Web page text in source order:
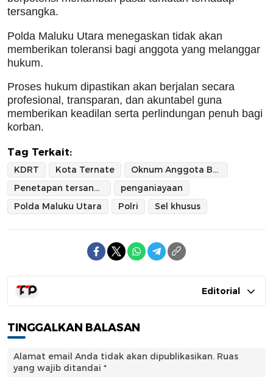
tersangka.
Polda Maluku Utara menegaskan tidak akan
memberikan toleransi bagi anggota yang melanggar
hukum.
Proses hukum dipastikan akan berjalan secara
profesional, transparan, dan akuntabel guna
memberikan keadilan serta perlindungan penuh bagi
korban.
Tag Terkait:
KDRT Kota Ternate
Oknum Anggota Brimob
Penetapan tersangka
penganiayaan
Polda Maluku Utara
Polri Sel khusus
Editorial
TINGGALKAN BALASAN
Alamat email Anda tidak akan dipublikasikan. Ruas
yang wajib ditandai *